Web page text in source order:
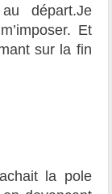
départ.Je
Et
sur la fin
la pole